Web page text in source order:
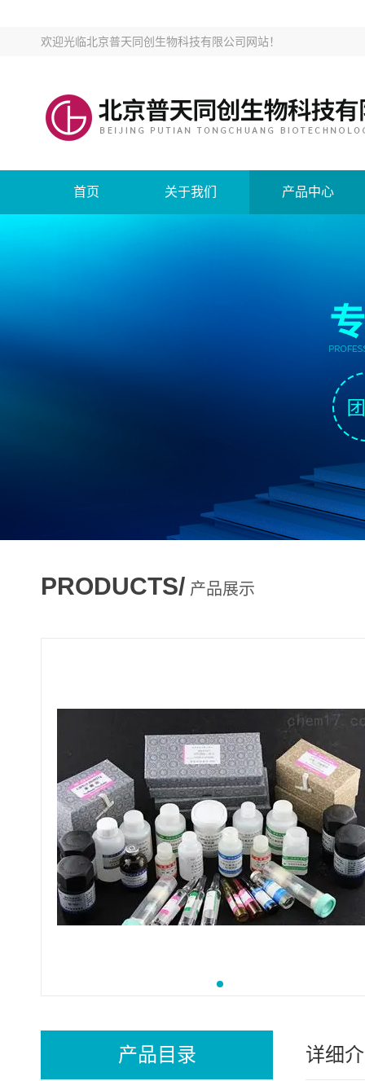
欢迎光临北京普天同创生物科技有限公司网站！
首页 关于我们 产品中心
PRODUCTS/ 产品展示
产品目录 详细